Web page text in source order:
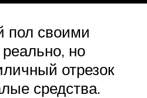
пол своими
но
отрезок
средства.